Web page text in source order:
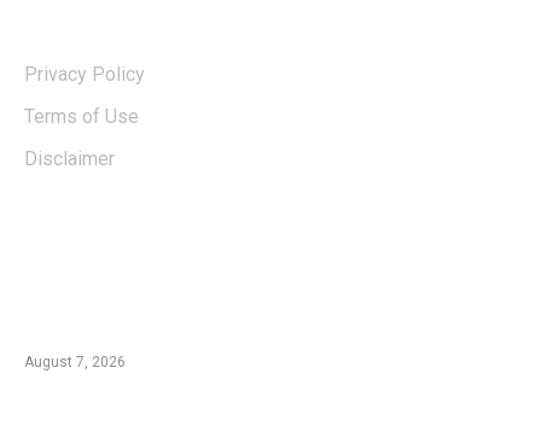
Privacy Policy
Terms of Use
Disclaimer
August 7, 2026